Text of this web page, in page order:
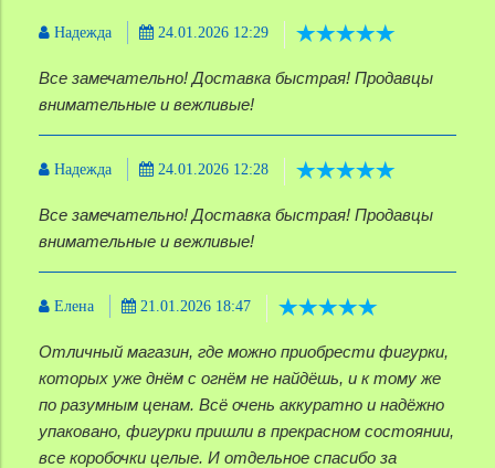
Надежда 24.01.2026 12:29
Все замечательно! Доставка быстрая! Продавцы
внимательные и вежливые!
Надежда 24.01.2026 12:28
Все замечательно! Доставка быстрая! Продавцы
внимательные и вежливые!
Елена 21.01.2026 18:47
Отличный магазин, где можно приобрести фигурки,
которых уже днём с огнём не найдёшь, и к тому же
по разумным ценам. Всё очень аккуратно и надёжно
упаковано, фигурки пришли в прекрасном состоянии,
все коробочки целые. И отдельное спасибо за